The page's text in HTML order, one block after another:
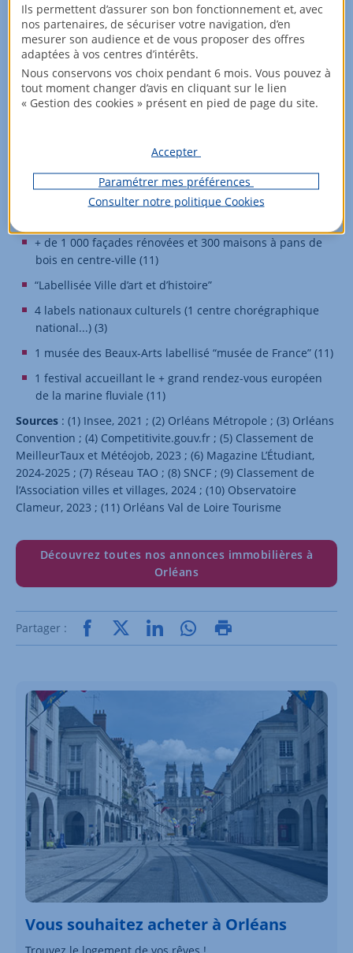
Une petite ville universitaire
11e ville de France où il fait bon étudier (6)
Université d’Orléans : 141 formations, 4 IUT, 1 école
d’ingénieurs, 1 école universitaire de kinésithérapie, 14
sites géographiques, 25 unités de recherche, 88
de recherche publics et privés (3)
23 000 étudiants à Orléans (2)
Une ville d’art et d’histoire
+ de 1 000 façades rénovées et 300 maisons à pans de
bois en centre-ville (11)
“Labellisée Ville d’art et d’histoire”
4 labels nationaux culturels (1 centre chorégraphique
national...) (3)
1 musée des Beaux-Arts labellisé “musée de France” (11)
1 festival accueillant le + grand rendez-vous européen
de la marine fluviale (11)
Sources : (1) Insee, 2021 ; (2) Orléans Métropole ; (3) Orléans
Convention ; (4) Competitivite.gouv.fr ; (5) Classement de
MeilleurTaux et Météojob, 2023 ; (6) Magazine L’Étudiant,
2024-2025 ; (7) Réseau TAO ; (8) SNCF ; (9) Classement de
l’Association villes et villages, 2024 ; (10) Observatoire
Clameur, 2023 ; (11) Orléans Val de Loire Tourisme
Découvrez toutes nos annonces immobilières à
Orléans
Partager :
Vous souhaitez acheter à Orléans
Trouvez le logement de vos rêves !
Ils permettent d’assurer son bon fonctionnement et, avec
nos partenaires, de sécuriser votre navigation, d’en
mesurer son audience et de vous proposer des offres
adaptées à vos centres d’intérêts.
Nous conservons vos choix pendant 6 mois. Vous pouvez à
tout moment changer d’avis en cliquant sur le lien
« Gestion des cookies » présent en pied de page du site.
Accepter
Paramétrer mes préférences
Consulter notre politique Cookies